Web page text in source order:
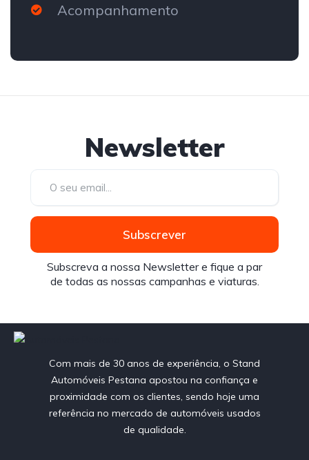
Acompanhamento
Newsletter
Subscrever
Subscreva a nossa Newsletter e fique a par
de todas as nossas campanhas e viaturas.
Com mais de 30 anos de experiência, o Stand
Automóveis Pestana apostou na confiança e
proximidade com os clientes, sendo hoje uma
referência no mercado de automóveis usados
de qualidade.